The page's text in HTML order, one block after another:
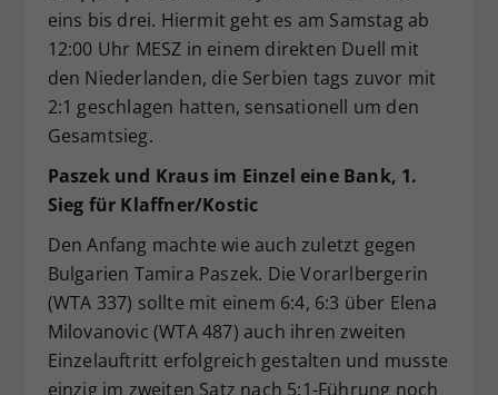
eins bis drei. Hiermit geht es am Samstag ab
12:00 Uhr MESZ in einem direkten Duell mit
den Niederlanden, die Serbien tags zuvor mit
2:1 geschlagen hatten, sensationell um den
Gesamtsieg.
Paszek und Kraus im Einzel eine Bank, 1.
Sieg für Klaffner/Kostic
Den Anfang machte wie auch zuletzt gegen
Bulgarien Tamira Paszek. Die Vorarlbergerin
(WTA 337) sollte mit einem 6:4, 6:3 über Elena
Milovanovic (WTA 487) auch ihren zweiten
Einzelauftritt erfolgreich gestalten und musste
einzig im zweiten Satz nach 5:1-Führung noch